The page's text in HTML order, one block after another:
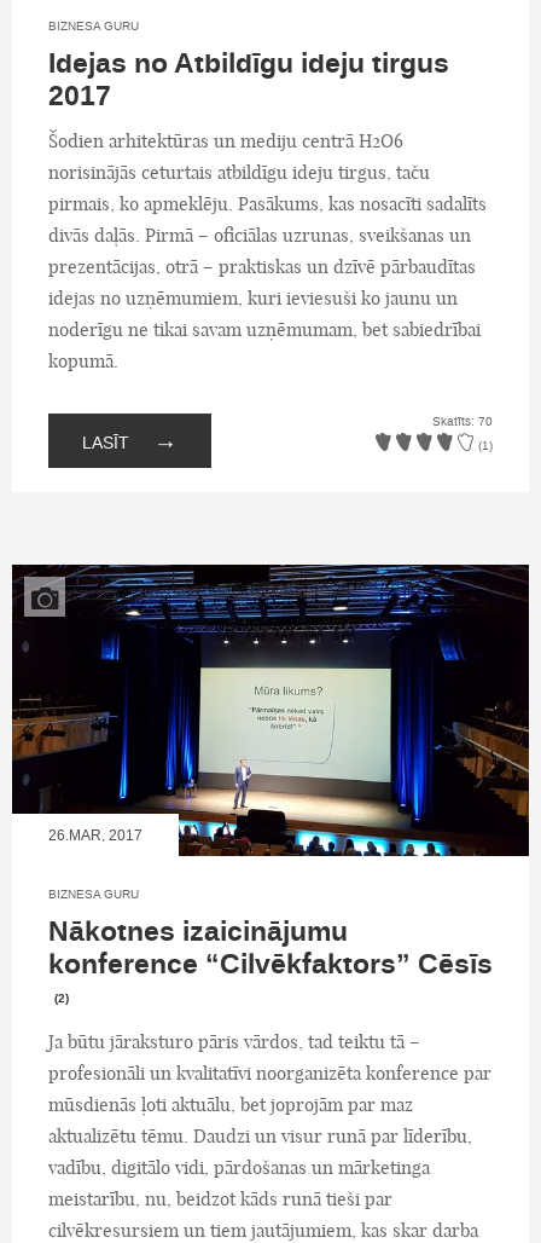
BIZNESA GURU
Idejas no Atbildīgu ideju tirgus
2017
Šodien arhitektūras un mediju centrā H2O6
norisinājās ceturtais atbildīgu ideju tirgus, taču
pirmais, ko apmeklēju. Pasākums, kas nosacīti sadalīts
divās daļās. Pirmā – oficiālas uzrunas, sveikšanas un
prezentācijas, otrā – praktiskas un dzīvē pārbaudītas
idejas no uzņēmumiem, kuri ieviesuši ko jaunu un
noderīgu ne tikai savam uzņēmumam, bet sabiedrībai
kopumā.
LASĪT →
Skatīts: 70
(1)
26.MAR, 2017
BIZNESA GURU
Nākotnes izaicinājumu
konference “Cilvēkfaktors” Cēsīs
(2)
Ja būtu jāraksturo pāris vārdos, tad teiktu tā –
profesionāli un kvalitatīvi noorganizēta konference par
mūsdienās ļoti aktuālu, bet joprojām par maz
aktualizētu tēmu. Daudzi un visur runā par līderību,
vadību, digitālo vidi, pārdošanas un mārketinga
meistarību, nu, beidzot kāds runā tieši par
cilvēkresursiem un tiem jautājumiem, kas skar darba